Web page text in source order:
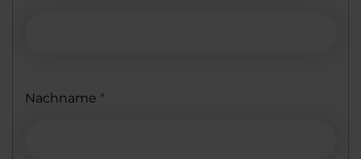
Nachname *